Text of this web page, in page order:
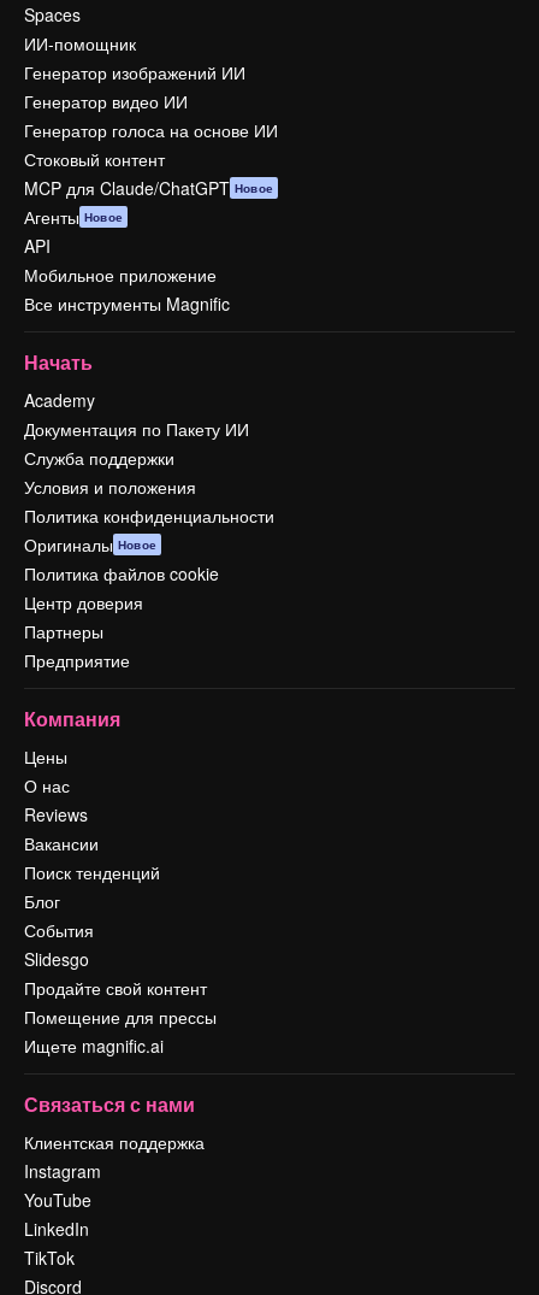
Spaces
ИИ-помощник
Генератор изображений ИИ
Генератор видео ИИ
Генератор голоса на основе ИИ
Стоковый контент
MCP для Claude/ChatGPT Новое
Агенты Новое
API
Мобильное приложение
Все инструменты Magnific
Начать
Academy
Документация по Пакету ИИ
Служба поддержки
Условия и положения
Политика конфиденциальности
Оригиналы Новое
Политика файлов cookie
Центр доверия
Партнеры
Предприятие
Компания
Цены
О нас
Reviews
Вакансии
Поиск тенденций
Блог
События
Slidesgo
Продайте свой контент
Помещение для прессы
Ищете magnific.ai
Связаться с нами
Клиентская поддержка
Instagram
YouTube
LinkedIn
TikTok
Discord